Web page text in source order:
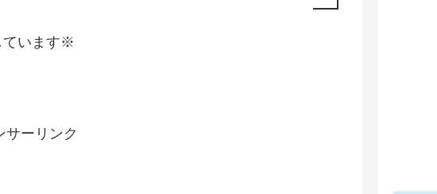
ています※
サーリンク